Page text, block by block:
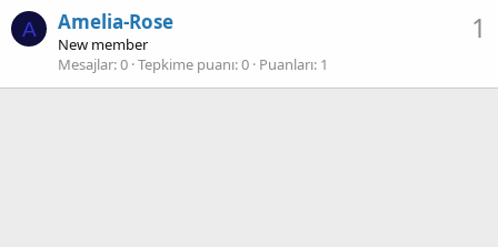
A 1
Amelia-Rose
New member
Mesajlar 0 Tepkime puanı 0 Puanları 1